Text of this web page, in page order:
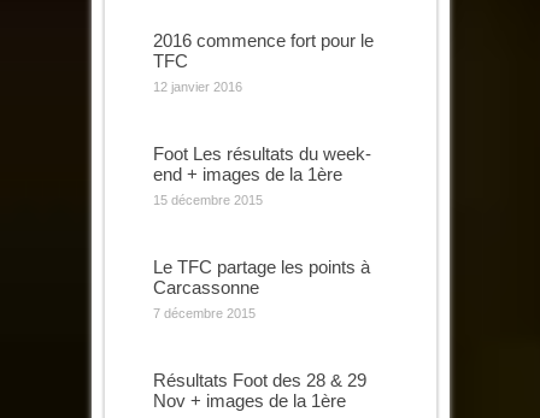
2016 commence fort pour le
TFC
12 janvier 2016
Foot Les résultats du week-
end + images de la 1ère
15 décembre 2015
Le TFC partage les points à
Carcassonne
7 décembre 2015
Résultats Foot des 28 & 29
Nov + images de la 1ère